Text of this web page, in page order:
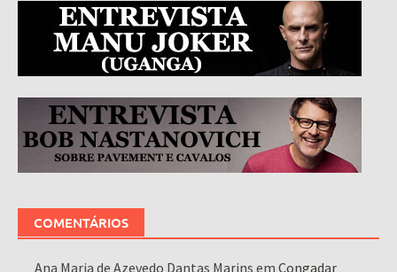
COMENTÁRIOS
Ana Maria de Azevedo Dantas Marins emCongadar